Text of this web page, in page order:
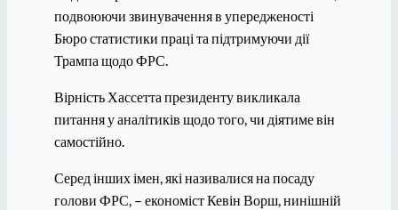
подвоюючи звинувачення в упередженості
Бюро статистики праці та підтримуючи дії
Трампа щодо ФРС.
Вірність Хассетта президенту викликала
питання у аналітиків щодо того, чи діятиме він
самостійно.
Серед інших імен, які називалися на посаду
голови ФРС, – економіст Кевін Ворш, нинішній